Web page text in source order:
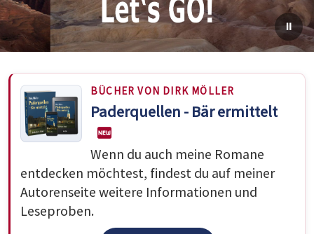
BÜCHER VON DIRK MÖLLER
Paderquellen - Bär ermittelt
Wenn du auch meine Romane
entdecken möchtest, findest du auf meiner
Autorenseite weitere Informationen und
Leseproben.